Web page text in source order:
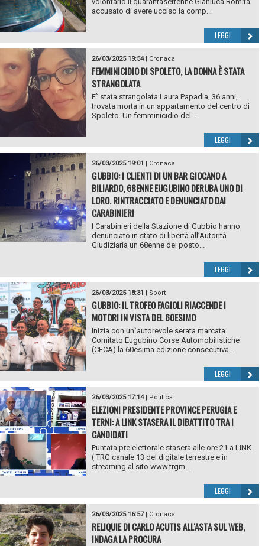
accusato di avere ucciso la comp...
LEGGI
26/03/2025 19:54| Cronaca
FEMMINICIDIO DI SPOLETO, LA DONNA È STATA
STRANGOLATA
E` stata strangolata Laura Papadia, 36 anni,
trovata morta in un appartamento del centro di
Spoleto. Un femminicidio del...
LEGGI
26/03/2025 19:01 | Cronaca
GUBBIO: I CLIENTI DI UN BAR GIOCANO A
BILIARDO, 68ENNE EUGUBINO DERUBA UNO DI
LORO. RINTRACCIATO E DENUNCIATO DAI
CARABINIERI
I Carabinieri della Stazione di Gubbio hanno
denunciato in stato di libertà all’Autorità
Giudiziaria un 68enne del posto...
LEGGI
26/03/2025 18:31 | Sport
GUBBIO: IL TROFEO FAGIOLI RIACCENDE I
MOTORI IN VISTA DEL 60ESIMO
Inizia con un`autorevole serata marcata
Comitato Eugubino Corse Automobilistiche
(CECA) la 60esima edizione consecutiva ...
LEGGI
26/03/2025 17:14| Politica
ELEZIONI PRESIDENTE PROVINCE PERUGIA E
TERNI: A LINK STASERA IL DIBATTITO TRA I
CANDIDATI
Puntata pre elettorale stasera alle ore 21 a LINK
( TRG canale 13 del digitale terrestre e in
streaming al sito www.trgm...
LEGGI
26/03/2025 16:57| Cronaca
RELIQUIE DI CARLO ACUTIS ALL'ASTA SUL WEB,
INDAGA LA PROCURA